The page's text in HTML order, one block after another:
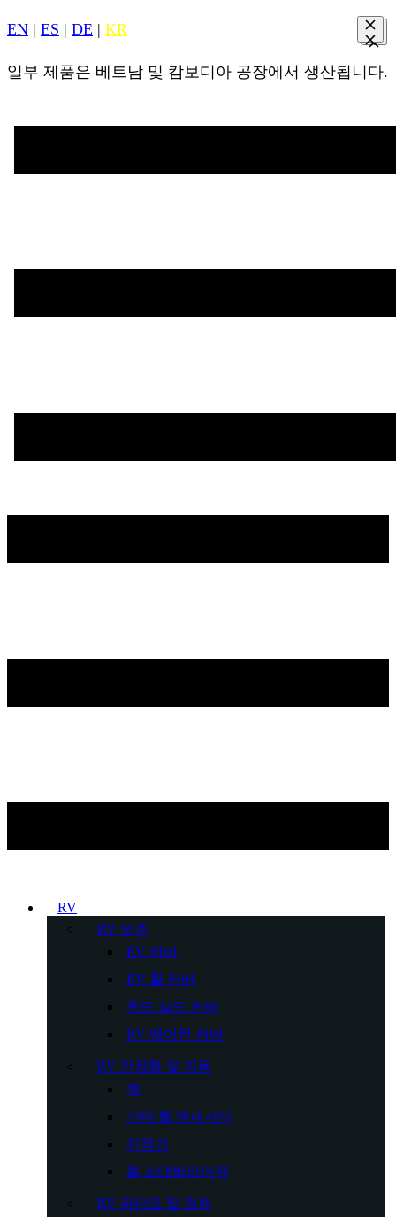
EN | ES | DE | KR
일부 제품은 베트남 및 캄보디아 공장에서 생산됩니다.
RV
RV 보호
RV 커버
RV 휠 커버
윈드 실드 커버
RV 에어컨 커버
RV 안정화 및 자동
잭
기타 휠 액세서리
안정기
휠 스태빌라이저
RV 파티오 및 정원